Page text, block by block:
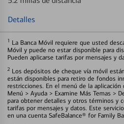
Detalles
1 La Banca Móvil requiere que usted
Móvil y puede no estar disponible para
Pueden aplicarse tarifas por mensajes y
2 Los depósitos de cheque vía móvil
están disponibles para retiro de fondos
restricciones. En el menú de la aplicación
Menú > Ayuda > Examine Más Temas >
para obtener detalles y otros términos y
tarifas por mensajes y datos. Este
en una cuenta SafeBalance® for Family